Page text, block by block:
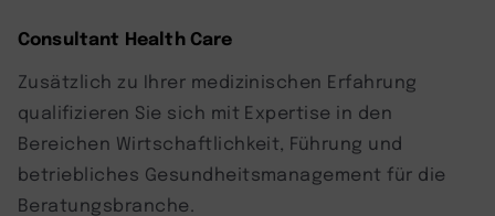
Consultant Health Care
Zusätzlich zu Ihrer medizinischen Erfahrung
qualifizieren Sie sich mit Expertise in den
Bereichen Wirtschaftlichkeit, Führung und
betriebliches Gesundheitsmanagement für die
Beratungsbranche.